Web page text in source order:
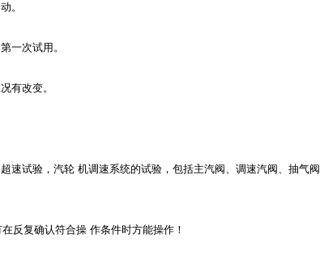
。
一次试用。
有改变。
速试验，汽轮 机调速系统的试验，包括主汽阀、调速汽阀、抽气阀
反复确认符合操 作条件时方能操作！